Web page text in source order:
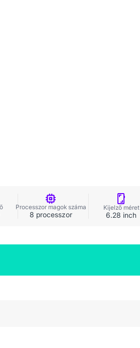
Processzor magok száma
8 processzor
Kijelző méret
6.28 inch